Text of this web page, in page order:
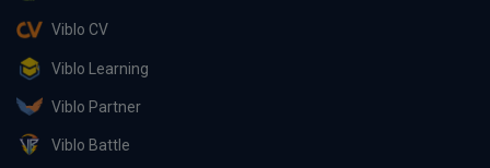
Viblo CV
Viblo Learning
Viblo Partner
Viblo Battle